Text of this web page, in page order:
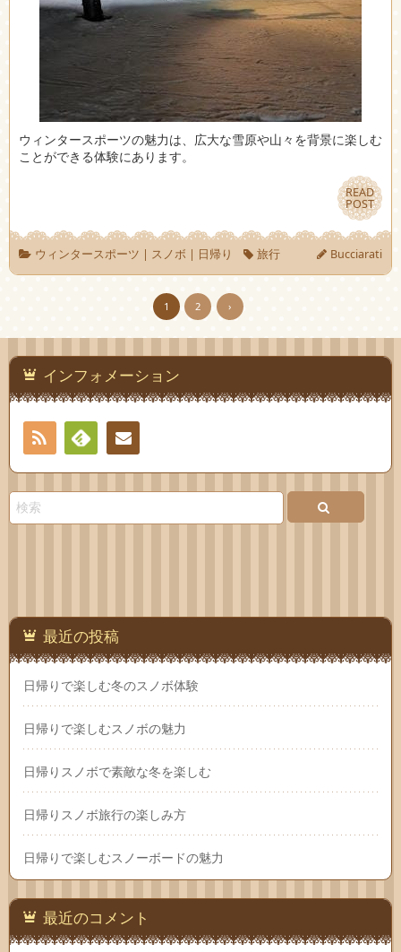
ウィンタースポーツの魅力は、広大な雪原や山々を背景に楽しむ
ことができる体験にあります。
READ
POST
READ
POST
ウィンタースポーツ | スノボ | 日帰り 旅行 Bucciarati
1 2 ›
インフォメーション
RSS
Feedlyお問
最近の投稿
日帰りで楽しむ冬のスノボ体験
日帰りで楽しむスノボの魅力
日帰りスノボで素敵な冬を楽しむ
日帰りスノボ旅行の楽しみ方
日帰りで楽しむスノーボードの魅力
最近のコメント